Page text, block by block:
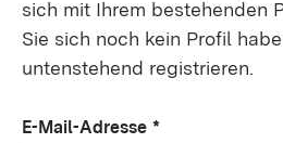
sich mit Ihrem bestehenden
Sie sich noch kein Profil
untenstehend registrieren.
E-Mail-Adresse *